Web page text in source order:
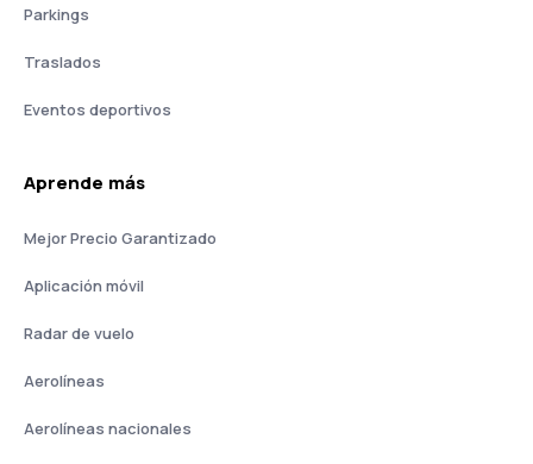
Parkings
Traslados
Eventos deportivos
Aprende más
Mejor Precio Garantizado
Aplicación móvil
Radar de vuelo
Aerolíneas
Aerolíneas nacionales